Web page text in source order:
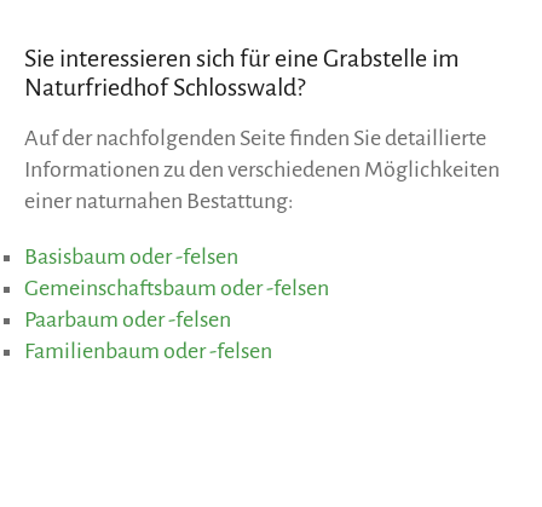
Sie interessieren sich für eine Grabstelle im
Naturfriedhof Schlosswald?
Auf der nachfolgenden Seite finden Sie detaillierte
Informationen zu den verschiedenen Möglichkeiten
einer naturnahen Bestattung:
Basisbaum oder -felsen
Gemeinschaftsbaum oder -felsen
Paarbaum oder -felsen
Familienbaum oder -felsen